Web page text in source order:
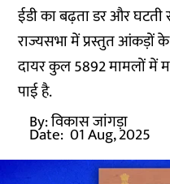
ईडी का बढ़ता डर और घटती
राज्यसभा में प्रस्तुत आंकड़ों के
दायर कुल 5892 मामलों में
पाई है.
By:विकास जांगड़ा
Date: 01 Aug, 2025